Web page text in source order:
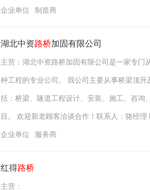
企业单位 制造商
湖北中资路桥加固有限公司
主营：湖北中资路桥加固有限公司是一家专
种工程的专业公司。 我公司主要从事桥梁顶
括：桥梁、隧道工程设计、安装、施工、咨询
目。 欢迎新老顾客洽谈合作！联系人：骆经
企业单位 服务商
红得路桥
主营：